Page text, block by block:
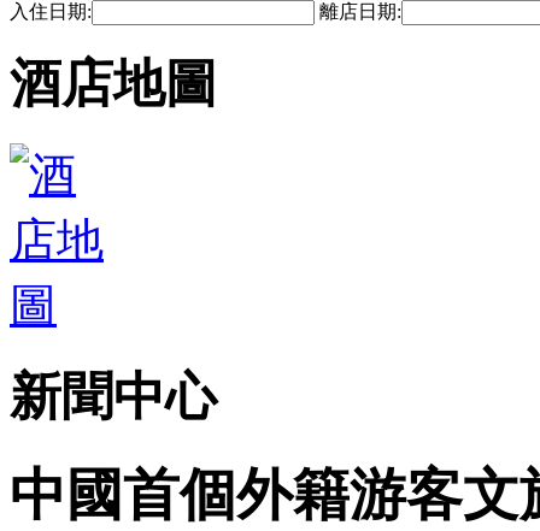
入住日期: 離店日期:
酒店地圖
新聞中心
中國首個外籍游客